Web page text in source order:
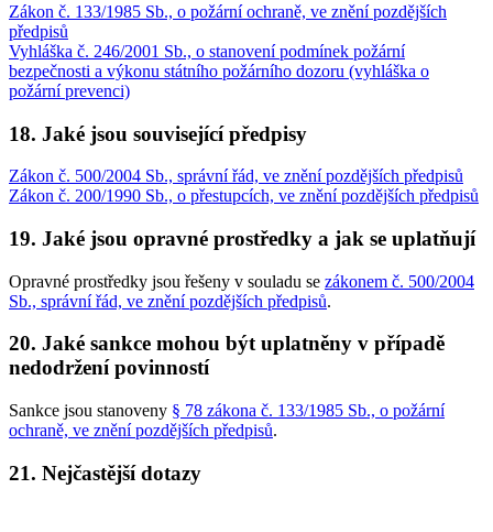
Zákon č. 133/1985 Sb., o požární ochraně, ve znění pozdějších
předpisů
Vyhláška č. 246/2001 Sb., o stanovení podmínek požární
bezpečnosti a výkonu státního požárního dozoru (vyhláška o
požární prevenci)
18. Jaké jsou související předpisy
Zákon č. 500/2004 Sb., správní řád, ve znění pozdějších předpisů
Zákon č. 200/1990 Sb., o přestupcích, ve znění pozdějších předpisů
19. Jaké jsou opravné prostředky a jak se uplatňují
Opravné prostředky jsou řešeny v souladu se zákonem č. 500/2004
Sb., správní řád, ve znění pozdějších předpisů.
20. Jaké sankce mohou být uplatněny v případě
nedodržení povinností
Sankce jsou stanoveny § 78 zákona č. 133/1985 Sb., o požární
ochraně, ve znění pozdějších předpisů.
21. Nejčastější dotazy